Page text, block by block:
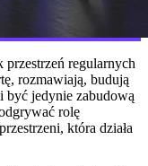
regularnych
rozmawiają, budują
być jedynie zabudową
rolę
która działa